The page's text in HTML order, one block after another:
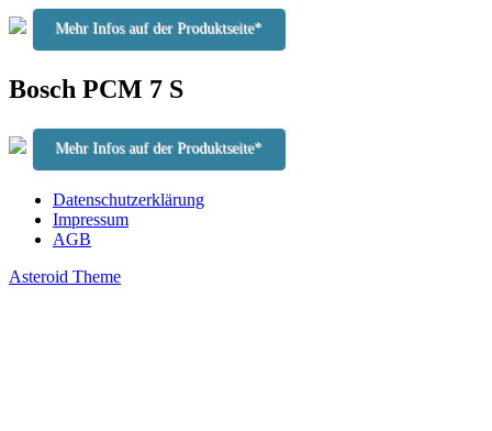
Mehr Infos auf der Produktseite*
Bosch PCM 7 S
Mehr Infos auf der Produktseite*
Datenschutzerklärung
Impressum
AGB
Asteroid Theme